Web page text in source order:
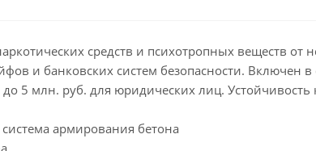
средств и психотропных веществ
и банковских систем безопасности. Включен
5 млн. руб. для юридических лиц. Устойчивость
армирования бетона